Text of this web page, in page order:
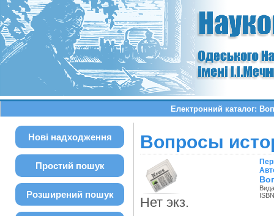
Електронний каталог:
Нові надходження
Простий пошук
Розширений пошук
Вопросы
Нет экз.